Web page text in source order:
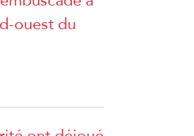
ouest du